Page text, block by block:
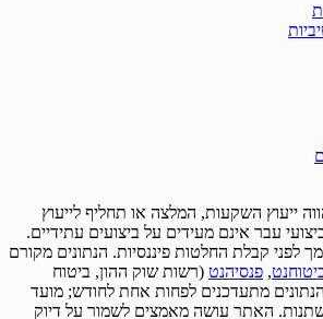
ייעוץ השקעות, המלצה או תחליף לייעוץ
עבר אינם מעידים על ביצועים עתידיים.
לפני קבלת החלטות פיננסיות. הנתונים מקורם
, פנסיהנט (רשות שוק ההון, ביטוח
הנתונים מתעדכנים לפחות אחת לחודש; מועד
האתר עושה מאמצים לשמור על דיוק